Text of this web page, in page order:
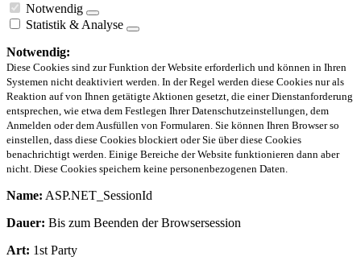
Notwendig
Statistik & Analyse
Notwendig:
Diese Cookies sind zur Funktion der Website erforderlich und können in Ihren
Systemen nicht deaktiviert werden. In der Regel werden diese Cookies nur als
Reaktion auf von Ihnen getätigte Aktionen gesetzt, die einer Dienstanforderung
entsprechen, wie etwa dem Festlegen Ihrer Datenschutzeinstellungen, dem
Anmelden oder dem Ausfüllen von Formularen. Sie können Ihren Browser so
einstellen, dass diese Cookies blockiert oder Sie über diese Cookies
benachrichtigt werden. Einige Bereiche der Website funktionieren dann aber
nicht. Diese Cookies speichern keine personenbezogenen Daten.
Name: ASP.NET_SessionId
Dauer: Bis zum Beenden der Browsersession
Art: 1st Party